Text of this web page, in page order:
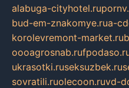
alabuga-cityhotel.ru
bud-em-znakomye.rua-
korolevremont-market.ru
oooagrosnab.ru
ukrasotki.ruseksuzbek.ru
sovratili.ruolecoon.ruvd-